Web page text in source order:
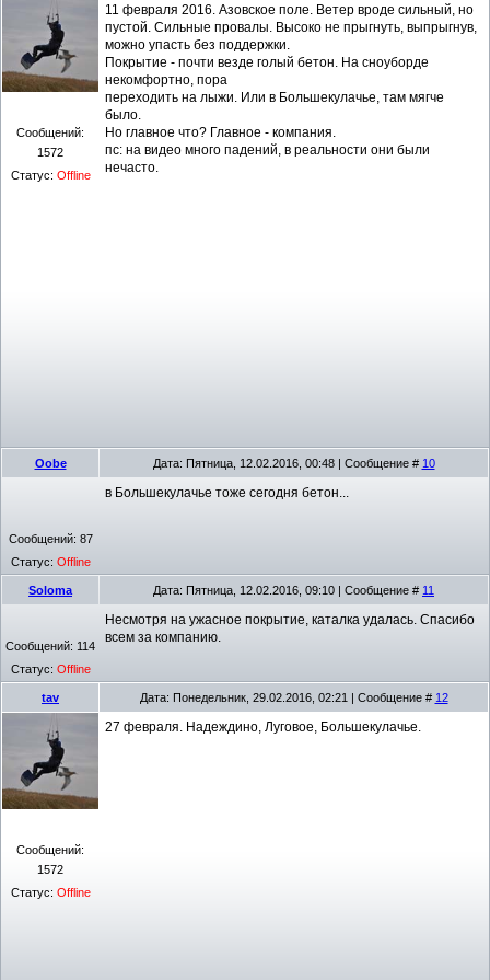
Сообщений:
1572
Статус: Offline
11 февраля 2016. Азовское поле. Ветер вроде сильный, но
пустой. Сильные провалы. Высоко не прыгнуть, выпрыгнув,
можно упасть без поддержки.
Покрытие - почти везде голый бетон. На сноуборде
некомфортно, пора
переходить на лыжи. Или в Большекулачье, там мягче
было.
Но главное что? Главное - компания.
пс: на видео много падений, в реальности они были
нечасто.
Oobe Дата: Пятница, 12.02.2016, 00:48 | Сообщение # 10
Сообщений: 87
Статус: Offline
в Большекулачье тоже сегодня бетон...
Soloma Дата: Пятница, 12.02.2016, 09:10 | Сообщение # 11
Сообщений: 114
Статус: Offline
Несмотря на ужасное покрытие, каталка удалась. Спасибо
всем за компанию.
tav Дата: Понедельник, 29.02.2016, 02:21 | Сообщение # 12
Сообщений:
1572
Статус: Offline
27 февраля. Надеждино, Луговое, Большекулачье.